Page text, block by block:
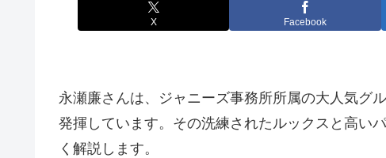
X Facebook
永瀬廉さんは、ジャニーズ事務所所属の大人気グ
発揮しています。その洗練されたルックスと高い
く解説します。